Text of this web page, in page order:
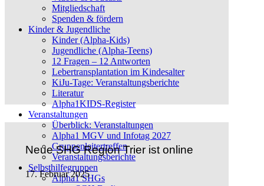
Mitgliedschaft
Spenden & fördern
Kinder & Jugendliche
Kinder (Alpha-Kids)
Jugendliche (Alpha-Teens)
12 Fragen – 12 Antworten
Lebertransplantation im Kindesalter
KiJu-Tage: Veranstaltungsberichte
Literatur
Alpha1KIDS-Register
Veranstaltungen
Überblick: Veranstaltungen
Alpha1 MGV und Infotag 2027
Gruppenleitertreffen
Veranstaltungsberichte
Selbsthilfegruppen
Alpha1 SHGs
Region
online
Neue SHG Region Trier ist online
17. Februar 2025